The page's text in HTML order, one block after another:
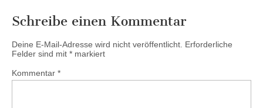
Schreibe einen Kommentar
Deine E-Mail-Adresse wird nicht veröffentlicht. Erforderliche
Felder sind mit * markiert
Kommentar *